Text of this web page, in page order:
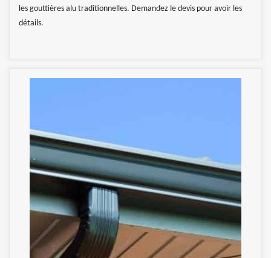
les gouttières alu traditionnelles. Demandez le devis pour avoir les
détails.